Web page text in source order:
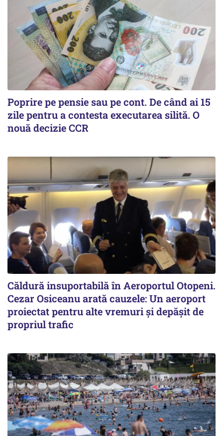
Poprire pe pensie sau pe cont. De când ai 15
zile pentru a contesta executarea silită. O
nouă decizie CCR
Căldură insuportabilă în Aeroportul Otopeni.
Cezar Osiceanu arată cauzele: Un aeroport
proiectat pentru alte vremuri și depășit de
propriul trafic